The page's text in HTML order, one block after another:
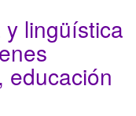
lingüística
educación